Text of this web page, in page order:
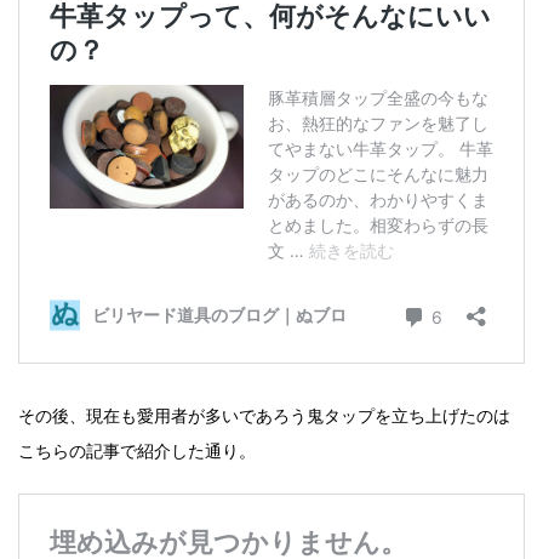
その後、現在も愛用者が多いであろう鬼タップを立ち上げたのは
こちらの記事で紹介した通り。